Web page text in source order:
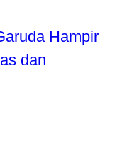
Hampir
dan